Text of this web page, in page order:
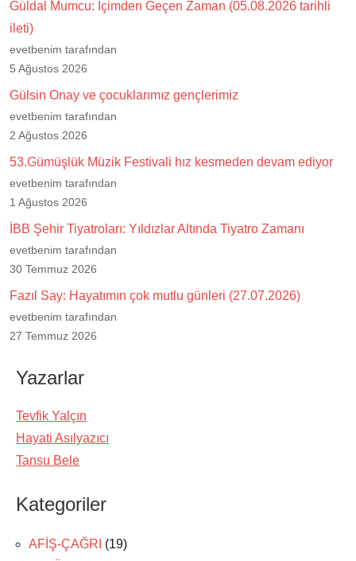
Güldal Mumcu: İçimden Geçen Zaman (05.08.2026 tarihli
ileti)
evetbenim tarafından
5 Ağustos 2026
Gülsin Onay ve çocuklarımız gençlerimiz
evetbenim tarafından
2 Ağustos 2026
53.Gümüşlük Müzik Festivali hız kesmeden devam ediyor
evetbenim tarafından
1 Ağustos 2026
İBB Şehir Tiyatroları: Yıldızlar Altında Tiyatro Zamanı
evetbenim tarafından
30 Temmuz 2026
Fazıl Say: Hayatımın çok mutlu günleri (27.07.2026)
evetbenim tarafından
27 Temmuz 2026
Yazarlar
Tevfik Yalçın
Hayati Asılyazıcı
Tansu Bele
Kategoriler
AFİŞ-ÇAĞRI (19)